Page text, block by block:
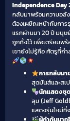
Independence Day
กลับมาพร้อมความอลั
ต้องเผชิญหน้ากับการ
แรกผ่านมา 20 ปี มนุษ
ถูกทิ้งไว้ เพื่อเตรียมพ
เขายังไม่รู้คือ ศัตรูที่ก
การกลับมา
สุดมันส์และสเ
นักแสดงชุ
ลุม (Jeff
แสดงรุ่นใหม่ที่